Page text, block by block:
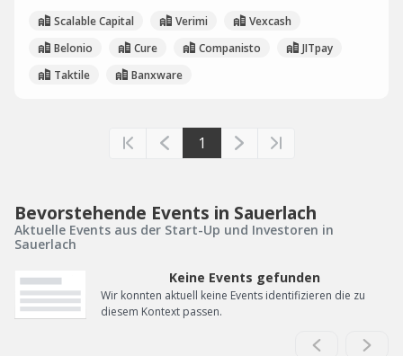
Scalable Capital Verimi
Vexcash
Belonio
Cure Companisto
JITpay
Taktile
Banxware
1
Bevorstehende Events in Sauerlach
Aktuelle Events aus der Start-Up und Investoren in
Sauerlach
Keine Events gefunden
Wir konnten aktuell keine Events identifizieren die zu
diesem Kontext passen.